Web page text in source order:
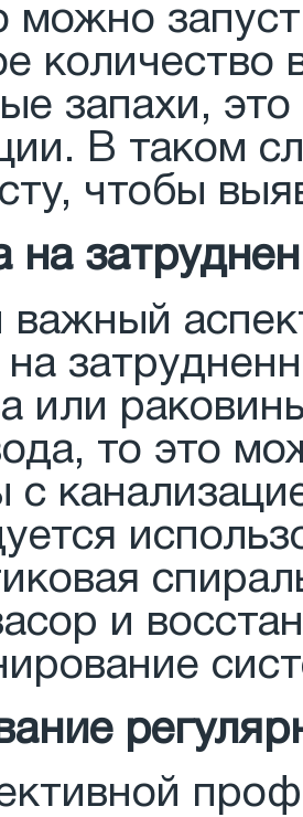
можно
количество
запахи,
В таком
чтобы
на
на
или
то это
с
и